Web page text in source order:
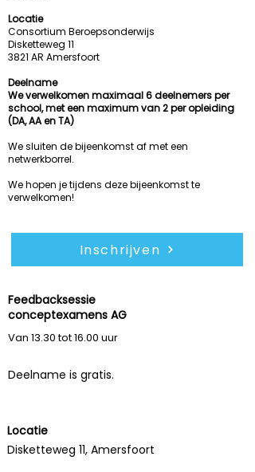
Locatie
Consortium Beroepsonderwijs
Disketteweg 11
3821 AR Amersfoort
Deelname
We verwelkomen maximaal 6 deelnemers per
school, met een maximum van 2 per opleiding
(DA, AA en TA)
We sluiten de bijeenkomst af met een
netwerkborrel.
We hopen je tijdens deze bijeenkomst te
verwelkomen!
Inschrijven
Feedbacksessie
conceptexamens AG
Van 13.30 tot 16.00 uur
Deelname is gratis.
Locatie
Disketteweg 11, Amersfoort